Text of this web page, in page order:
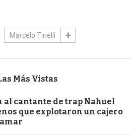
Marcelo Tinelli
Más Vistas
cantante de trap Nahuel
que explotaron un cajero